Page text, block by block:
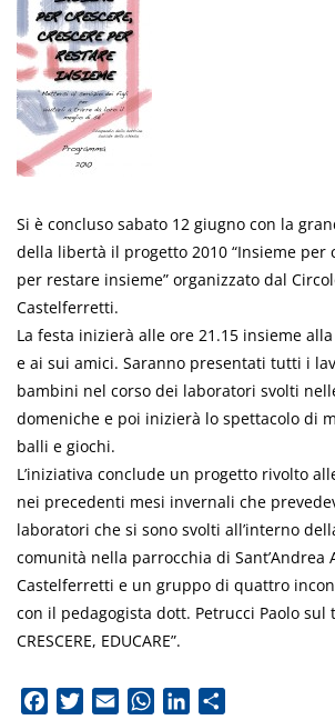
Si è concluso sabato 12 giugno con la
della libertà il progetto 2010 “Insieme per
per restare insieme” organizzato dal
Castelferretti.
La festa inizierà alle ore 21.15 insieme
e ai sui amici. Saranno presentati tutti i
bambini nel corso dei laboratori svolti
domeniche e poi inizierà lo spettacolo di
balli e giochi.
L’iniziativa conclude un progetto rivolto
nei precedenti mesi invernali che
laboratori che si sono svolti all’interno
comunità nella parrocchia di Sant’Andrea
Castelferretti e un gruppo di quattro
con il pedagogista dott. Petrucci Paolo sul
CRESCERE, EDUCARE”.
FacebookTwitterEmail WhatsApp
LinkedIn